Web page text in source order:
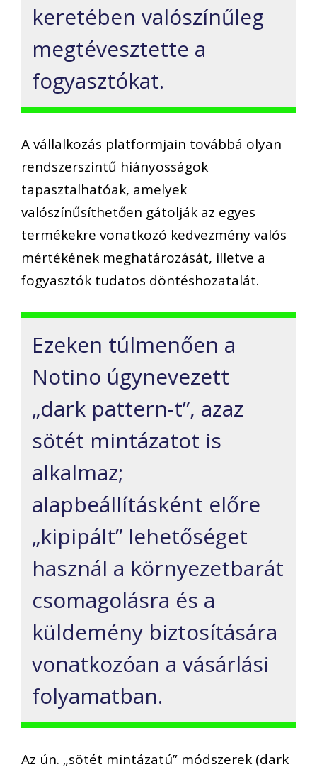
keretében valószínűleg
megtévesztette a
fogyasztókat.
A vállalkozás platformjain továbbá olyan
rendszerszintű hiányosságok
tapasztalhatóak, amelyek
valószínűsíthetően gátolják az egyes
termékekre vonatkozó kedvezmény valós
mértékének meghatározását, illetve a
fogyasztók tudatos döntéshozatalát.
Ezeken túlmenően a
Notino úgynevezett
„dark pattern-t”, azaz
sötét mintázatot is
alkalmaz;
alapbeállításként előre
„kipipált” lehetőséget
használ a környezetbarát
csomagolásra és a
küldemény biztosítására
vonatkozóan a vásárlási
folyamatban.
Az ún. „sötét mintázatú” módszerek (dark